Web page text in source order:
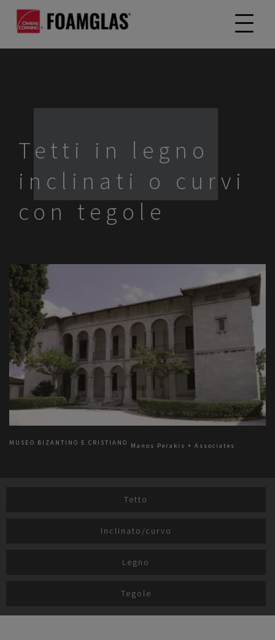
Tetti in legno
inclinati o curvi
con tegole
MUSEO BIZANTINO E CRISTIANO Manos Perakis + Associates
Tetto
Inclinato/curvo
Legno
Tegole